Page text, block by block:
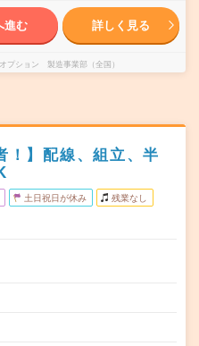
進む 詳しく見る
プション 製造事業部（全国）
！】配線、組立、半
土日祝日が休み 残業なし